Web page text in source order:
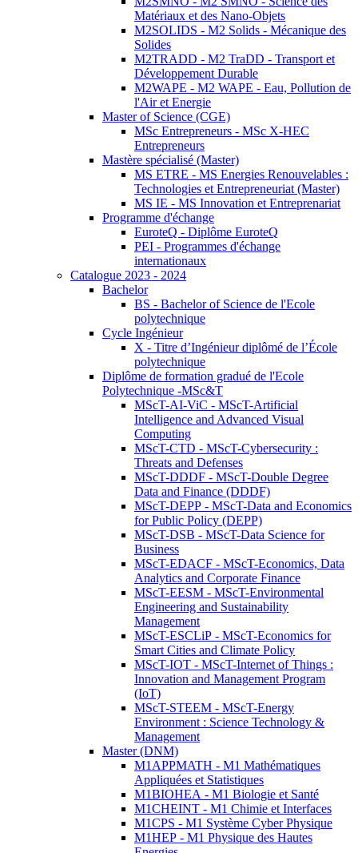
Matériaux et des Nano-Objets
M2SOLIDS - M2 Solids - Mécanique des
Solides
M2TRADD - M2 TraDD - Transport et
Développement Durable
M2WAPE - M2 WAPE - Eau, Pollution de
l'Air et Energie
Master of Science (CGE)
MSc Entrepreneurs - MSc X-HEC
Entrepreneurs
Mastère spécialisé (Master)
MS ETRE - MS Energies Renouvelables :
Technologies et Entrepreneuriat (Master)
MS IE - MS Innovation et Entreprenariat
Programme d'échange
EuroteQ - Diplôme EuroteQ
PEI - Programmes d'échange
internationaux
Catalogue 2023 - 2024
Bachelor
BS - Bachelor of Science de l'Ecole
polytechnique
Cycle Ingénieur
X - Titre d’Ingénieur diplômé de l’École
polytechnique
Diplôme de formation gradué de l'Ecole
Polytechnique -MSc&T
MScT-AI-ViC - MScT-Artificial
Intelligence and Advanced Visual
Computing
MScT-CTD - MScT-Cybersecurity :
Threats and Defenses
MScT-DDDF - MScT-Double Degree
Data and Finance (DDDF)
MScT-DEPP - MScT-Data and Economics
for Public Policy (DEPP)
MScT-DSB - MScT-Data Science for
Business
MScT-EDACF - MScT-Economics, Data
Analytics and Corporate Finance
MScT-EESM - MScT-Environmental
Engineering and Sustainability
Management
MScT-ESCLiP - MScT-Economics for
Smart Cities and Climate Policy
MScT-IOT - MScT-Internet of Things :
Innovation and Management Program
(IoT)
MScT-STEEM - MScT-Energy
Environment : Science Technology &
Management
Master (DNM)
M1APPMATH - M1 Mathématiques
Appliquées et Statistiques
M1BIOHEA - M1 Biologie et Santé
M1CHEINT - M1 Chimie et Interfaces
M1CPS - M1 Système Cyber Physique
M1HEP - M1 Physique des Hautes